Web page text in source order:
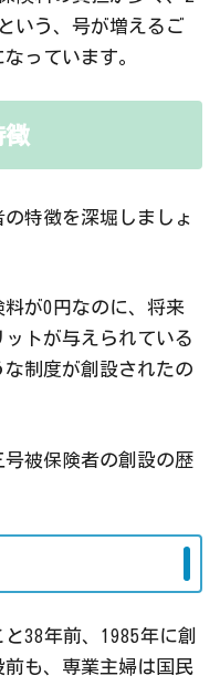
いう、号が増えるご
っています。
特徴を深堀しましょ
が0円なのに、将来
トが与えられている
制度が創設されたの
被保険者の創設の歴
38年前、1985年に創
も、専業主婦は国民